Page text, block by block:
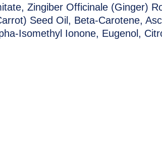
Zingiber Officinale (Ginger)
Seed Oil, Beta-Carotene,
Isomethyl Ionone, Eugenol,